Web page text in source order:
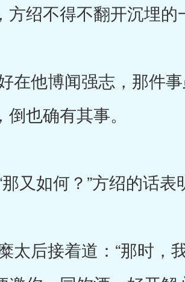
方绍不得不翻开沉埋的
他博闻强志，那件事
倒也确有其事。
如何？”方绍的话表
后接着道：“那时，我